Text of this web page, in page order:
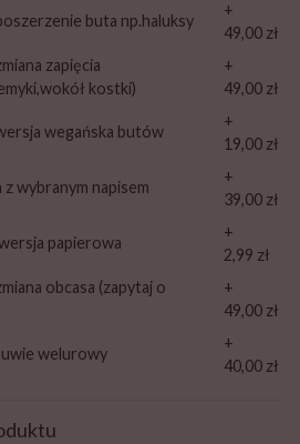
buta np.haluksy
+
49,00 zł
zapięcia
kostki)
+
49,00 zł
wegańska butów
+
19,00 zł
wybranym napisem
+
39,00 zł
papierowa
+
2,99 zł
obcasa (zapytaj o
+
49,00 zł
welurowy
+
40,00 zł